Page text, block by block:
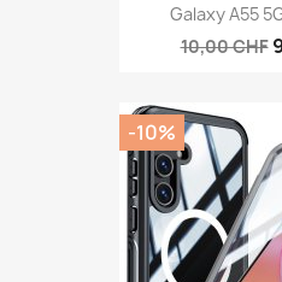
Galaxy A55
10,00 CHF
-10%